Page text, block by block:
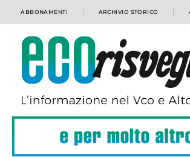
ABBONAMENTI ARCHIVIO STORICO